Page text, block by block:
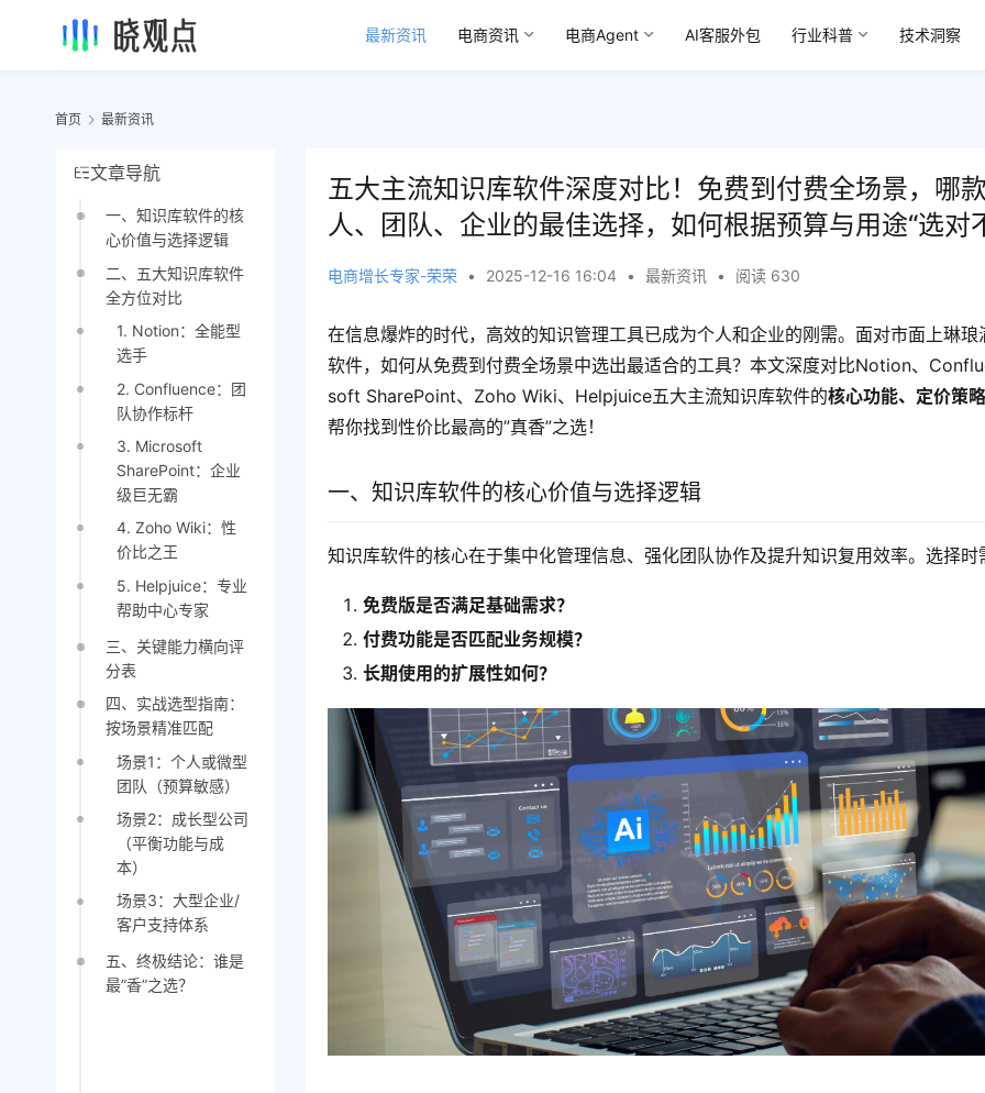
最新资讯 电商资讯 电商Agent AI客服外包 行业科普 技术洞察
首页 最新资讯
文章导航
一、知识库软件的核
心价值与选择逻辑
二、五大知识库软件
全方位对比
1. Notion：全能型
选手
2. Confluence：团
队协作标杆
3. Microsoft
SharePoint：企业
级巨无霸
4. Zoho Wiki：性
价比之王
5. Helpjuice：专业
帮助中心专家
三、关键能力横向评
分表
四、实战选型指南：
按场景精准匹配
场景1：个人或微型
团队（预算敏感）
场景2：成长型公司
（平衡功能与成
本）
场景3：大型企业/
客户支持体系
五、终极结论：谁是
最”香”之选？
五大主流知识库软件深度对比！免费到付费全场景，哪
人、团队、企业的最佳选择，如何根据预算与用途“选对
电商增长专家-荣荣 • 2025-12-16 16:04 • 最新资讯 • 阅读 630
在信息爆炸的时代，高效的知识管理工具已成为个人和企业的刚需。面对市面上琳琅
软件，如何从免费到付费全场景中选出最适合的工具？本文深度对比Notion、
soft SharePoint、Zoho Wiki、Helpjuice五大主流知识库软件的核心功能、定价策
帮你找到性价比最高的”真香”之选！
一、知识库软件的核心价值与选择逻辑
知识库软件的核心在于集中化管理信息、强化团队协作及提升知识复用效率。选择时
免费版是否满足基础需求？
付费功能是否匹配业务规模？
长期使用的扩展性如何？